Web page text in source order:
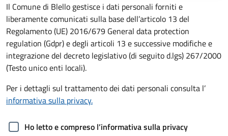
Il Comune di Blello gestisce i dati personali forniti e
liberamente comunicati sulla base dell’articolo 13 del
Regolamento (UE) 2016/679 General data protection
regulation (Gdpr) e degli articoli 13 e successive modifiche e
integrazione del decreto legislativo (di seguito d.lgs) 267/2000
(Testo unico enti locali).
Per i dettagli sul trattamento dei dati personali consulta l’
informativa sulla privacy.
Ho letto e compreso l’informativa sulla privacy